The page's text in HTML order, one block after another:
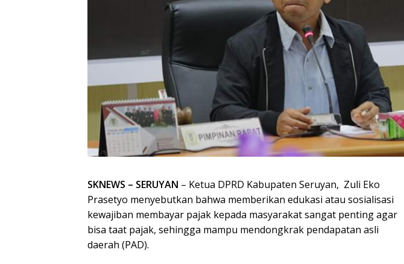
SKNEWS – SERUYAN – Ketua DPRD Kabupaten Seruyan, Zuli Eko
Prasetyo menyebutkan bahwa memberikan edukasi atau sosialisasi
kewajiban membayar pajak kepada masyarakat sangat penting agar
bisa taat pajak, sehingga mampu mendongkrak pendapatan asli
daerah (PAD).